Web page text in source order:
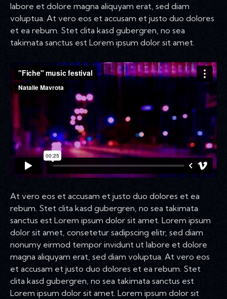
labore et dolore magna aliquyam erat, sed diam
voluptua. At vero eos et accusam et justo duo dolores
et ea rebum. Stet clita kasd gubergren, no sea
takimata sanctus est Lorem ipsum dolor sit amet.
At vero eos et accusam et justo duo dolores et ea
rebum. Stet clita kasd gubergren, no sea takimata
sanctus est Lorem ipsum dolor sit amet. Lorem ipsum
dolor sit amet, consetetur sadipscing elitr, sed diam
nonumy eirmod tempor invidunt ut labore et dolore
magna aliquyam erat, sed diam voluptua. At vero eos
et accusam et justo duo dolores et ea rebum. Stet
clita kasd gubergren, no sea takimata sanctus est
Lorem ipsum dolor sit amet. Lorem ipsum dolor sit